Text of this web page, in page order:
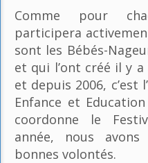
Comme pour
participera
sont les Bébés-
et qui l’ont créé il y a
et depuis 2006, c’est
Enfance et
coordonne le
année, nous
bonnes volontés.